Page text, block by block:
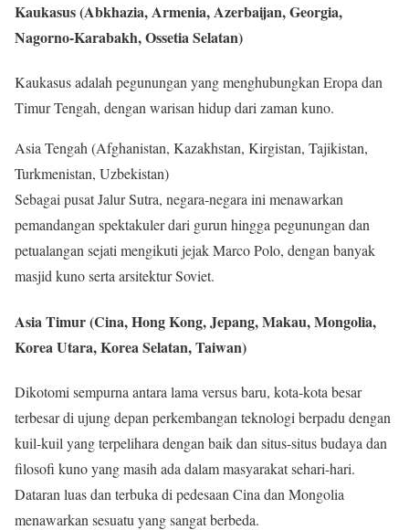
Kaukasus (Abkhazia, Armenia, Azerbaijan, Georgia,
Nagorno-Karabakh, Ossetia Selatan)
Kaukasus adalah pegunungan yang menghubungkan Eropa dan
Timur Tengah, dengan warisan hidup dari zaman kuno.
Asia Tengah (Afghanistan, Kazakhstan, Kirgistan, Tajikistan,
Turkmenistan, Uzbekistan)
Sebagai pusat Jalur Sutra, negara-negara ini menawarkan
pemandangan spektakuler dari gurun hingga pegunungan dan
petualangan sejati mengikuti jejak Marco Polo, dengan banyak
masjid kuno serta arsitektur Soviet.
Asia Timur (Cina, Hong Kong, Jepang, Makau, Mongolia,
Korea Utara, Korea Selatan, Taiwan)
Dikotomi sempurna antara lama versus baru, kota-kota besar
terbesar di ujung depan perkembangan teknologi berpadu dengan
kuil-kuil yang terpelihara dengan baik dan situs-situs budaya dan
filosofi kuno yang masih ada dalam masyarakat sehari-hari.
Dataran luas dan terbuka di pedesaan Cina dan Mongolia
menawarkan sesuatu yang sangat berbeda.